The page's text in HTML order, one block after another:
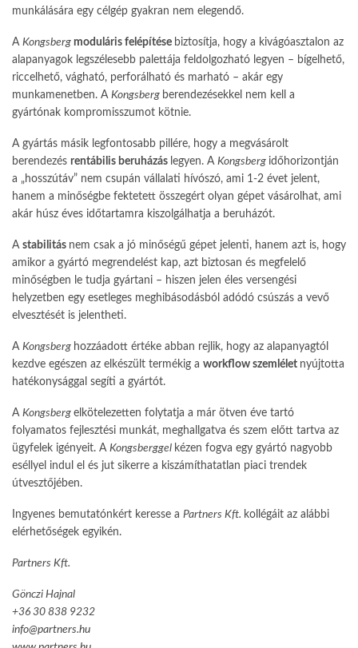
munkálására egy célgép gyakran nem elegendő.
A Kongsberg moduláris felépítése biztosítja, hogy a kivágóasztalon az
alapanyagok legszélesebb palettája feldolgozható legyen – bígelhető,
riccel­hető, vágható, perforálható és marható – akár egy
munkamenetben. A Kongsberg berendezésekkel nem kell a
gyártónak kompromisszumot kötnie.
A gyártás másik legfontosabb pillére, hogy a megvá­sárolt
berendezés rentábilis beruházás legyen. A Kongsberg időhorizontján
a „hosszútáv” nem csu­pán vállalati hívószó, ami 1-2 évet jelent,
hanem a minőségbe fektetett összegért olyan gépet vásárol­hat, ami
akár húsz éves időtartamra kiszolgálhatja a beruházót.
A stabilitás nem csak a jó minőségű gépet jelenti, hanem azt is, hogy
amikor a gyártó megrendelést kap, azt biztosan és megfelelő
minőségben le tudja gyártani – hiszen jelen éles versengési
helyzetben egy esetleges meghibásodásból adódó csúszás a vevő
elvesztését is jelentheti.
A Kongsberg hozzáadott értéke abban rejlik, hogy az alapanyagtól
kezdve egészen az elkészült termékig a workflow szemlélet nyújtotta
hatékonysággal segíti a gyártót.
A Kongsberg elkötelezetten folytatja a már ötven éve tartó
folyamatos fejlesztési munkát, meghallgatva és szem előtt tartva az
ügyfelek igényeit. A Kongsberggel kézen fogva egy gyártó nagyobb
eséllyel indul el és jut sikerre a kiszámíthatatlan piaci trendek
útvesztő­jében.
Ingyenes bemutatónkért keresse a Partners Kft. kollégáit az alábbi
elérhetőségek egyikén.
Partners Kft.
Gönczi Hajnal
+36 30 838 9232
info@partners.hu